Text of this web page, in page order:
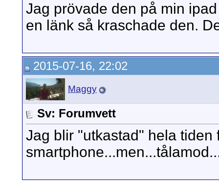
Jag prövade den på min
en länk så kraschade den.
2015-07-16, 22:02
Maggy
Sv: Forumvett
Jag blir "utkastad" hela tiden